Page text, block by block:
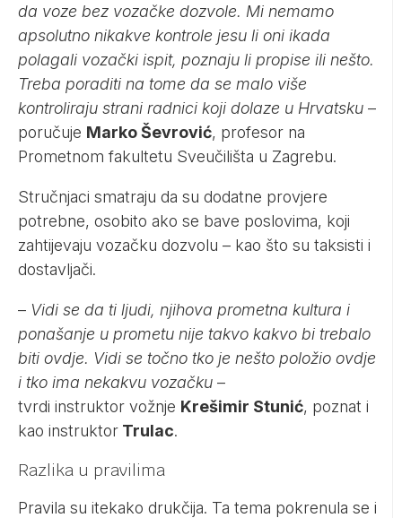
da voze bez vozačke dozvole. Mi nemamo
apsolutno nikakve kontrole jesu li oni ikada
polagali vozački ispit, poznaju li propise ili nešto.
Treba poraditi na tome da se malo više
kontroliraju strani radnici koji dolaze u Hrvatsku –
poručuje Marko Ševrović, profesor na
Prometnom fakultetu Sveučilišta u Zagrebu.
Stručnjaci smatraju da su dodatne provjere
potrebne, osobito ako se bave poslovima, koji
zahtijevaju vozačku dozvolu – kao što su taksisti i
dostavljači.
– Vidi se da ti ljudi, njihova prometna kultura i
ponašanje u prometu nije takvo kakvo bi trebalo
biti ovdje. Vidi se točno tko je nešto položio ovdje
i tko ima nekakvu vozačku –
tvrdi instruktor vožnje Krešimir Stunić, poznat i
kao instruktor Trulac.
Razlika u pravilima
Pravila su itekako drukčija. Ta tema pokrenula se i